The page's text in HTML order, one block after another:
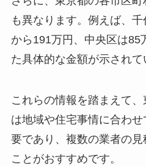
も異なります。例えば、
から191万円、中央区は85
た具体的な金額が示されて
これらの情報を踏まえて
は地域や住宅事情に合わ
要であり、複数の業者の
ことがおすすめです。